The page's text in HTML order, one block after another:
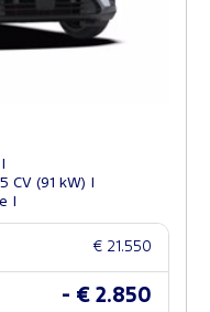
CV (91 kW)
€ 21.550
- € 2.850